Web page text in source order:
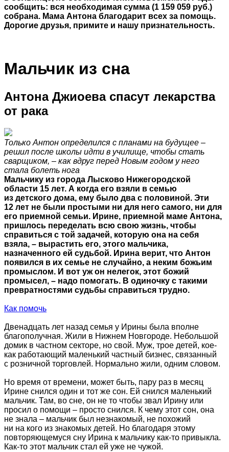
сообщить: вся необходимая сумма (1 159 059 руб.)
собрана. Мама Антона благодарит всех за помощь.
Дорогие друзья, примите и нашу признательность.
Мальчик из сна
Антона Джиоева спасут лекарства
от рака
Только Антон определился с планами на будущее –
решил после школы идти в училище, чтобы стать
сварщиком, – как вдруг перед Новым годом у него
стала болеть нога
Мальчику из города Лысково Нижегородской
области 15 лет. А когда его взяли в семью
из детского дома, ему было два с половиной. Эти
12 лет не были простыми ни для него самого, ни для
его приемной семьи. Ирине, приемной маме Антона,
пришлось переделать всю свою жизнь, чтобы
справиться с той задачей, которую она на себя
взяла, – вырастить его, этого мальчика,
назначенного ей судьбой. Ирина верит, что Антон
появился в их семье не случайно, а неким божьим
промыслом. И вот уж он нелегок, этот божий
промысел, – надо помогать. В одиночку с такими
превратностями судьбы справиться трудно.
Как помочь
Двенадцать лет назад семья у Ирины была вполне
благополучная. Жили в Нижнем Новгороде. Небольшой
домик в частном секторе, но свой. Муж, трое детей, кое-
как работающий маленький частный бизнес, связанный
с розничной торговлей. Нормально жили, одним словом.
Но время от времени, может быть, пару раз в месяц
Ирине снился один и тот же сон. Ей снился маленький
мальчик. Там, во сне, он не то чтобы звал Ирину или
просил о помощи – просто снился. К чему этот сон, она
не знала – мальчик был незнакомый, не похожий
ни на кого из знакомых детей. Но благодаря этому
повторяющемуся сну Ирина к мальчику как-то привыкла.
Как-то этот мальчик стал ей уже не чужой.